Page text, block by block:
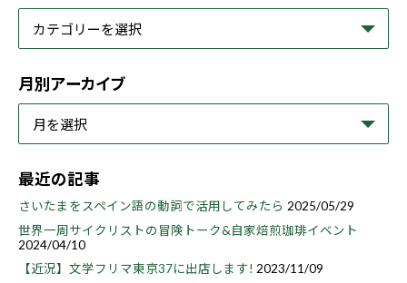
月別アーカイブ
最近の記事
さいたまをスペイン語の動詞で活用してみたら 2025/05/29
世界一周サイクリストの冒険トーク&自家焙煎珈琲イベント
2024/04/10
【近況】文学フリマ東京37に出店します! 2023/11/09